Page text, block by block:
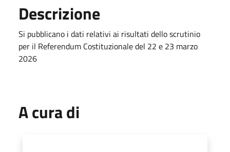
Descrizione
Si pubblicano i dati relativi ai risultati dello scrutinio
per il Referendum Costituzionale del 22 e 23 marzo
2026
A cura di